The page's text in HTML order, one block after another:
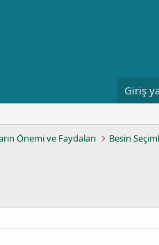
Giriş
Önemi ve Faydaları
Besin